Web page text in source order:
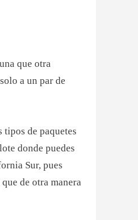
que otra
a un par de
tipos de paquetes
donde puedes
Sur, pues
de otra manera